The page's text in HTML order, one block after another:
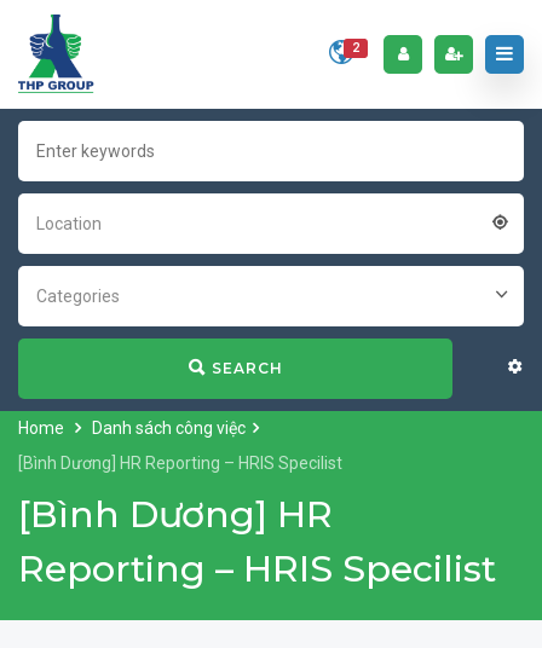
2
Location
Categories
SEARCH
Home
Danh sách công việc
[Bình Dương] HR Reporting – HRIS Specilist
[Bình Dương] HR
Reporting – HRIS Specilist